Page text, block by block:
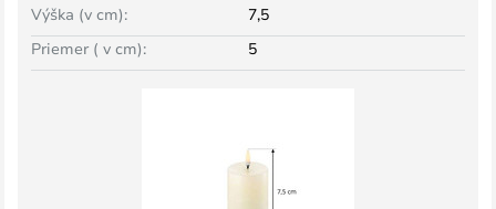
Výška (v cm):
7,5
Priemer ( v cm):
5